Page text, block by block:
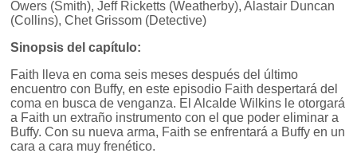
Owers (Smith), Jeff Ricketts (Weatherby), Alastair Duncan
(Collins), Chet Grissom (Detective)
Sinopsis del capítulo:
Faith lleva en coma seis meses después del último
encuentro con Buffy, en este episodio Faith despertará del
coma en busca de venganza. El Alcalde Wilkins le otorgará
a Faith un extraño instrumento con el que poder eliminar a
Buffy. Con su nueva arma, Faith se enfrentará a Buffy en un
cara a cara muy frenético.